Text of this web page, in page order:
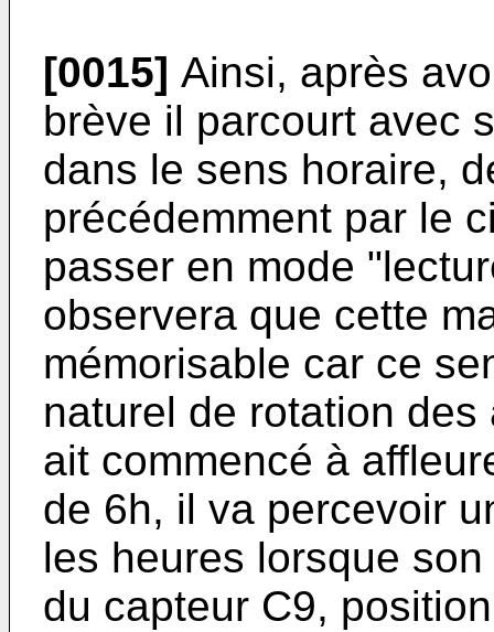
[0015] Ainsi, après
brève il parcourt avec
dans le sens horaire,
précédemment par le
passer en mode
observera que cette
mémorisable car ce
naturel de rotation
ait commencé à
de 6h, il va percevoir
les heures lorsque
du capteur C9,